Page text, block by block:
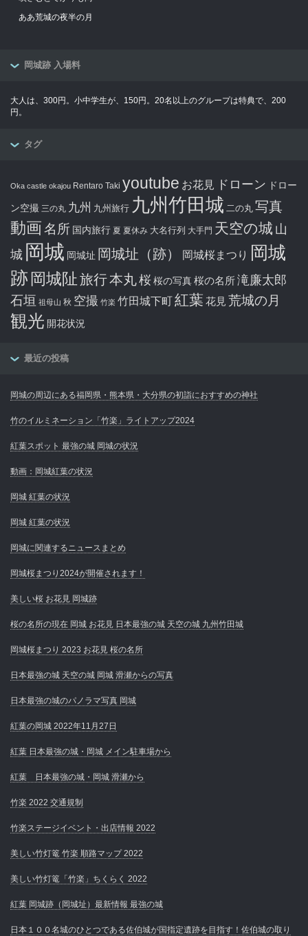
ああ荒城の夜半の月
岡城跡 入場料
大人は、300円。小中学生が、150円。20名以上のグループは特典で、200
円。
タグ
Oka castle okajou Rentaro Taki youtube お花見 ドローン ドロー
ン空撮 三の丸 九州 九州旅行 九州竹田城 二の丸 写真
動画名所 国内旅行 夏 夏休み 大名行列 大手門 天空の城 山
城 岡城 岡城址 岡城址（跡） 岡城桜まつり 岡城
跡 岡城阯旅行本丸桜桜の写真桜の名所滝廉太郎
石垣 祖母山 秋 空撮 竹楽 竹田城下町紅葉 花見 荒城の月
観光 開花状況
最近の投稿
岡城の周辺にある福岡県・熊本県・大分県の初詣におすすめの神社
竹のイルミネーション「竹楽」ライトアップ2024
紅葉スポット 最強の城 岡城の状況
動画：岡城紅葉の状況
岡城 紅葉の状況
岡城 紅葉の状況
岡城に関連するニュースまとめ
岡城桜まつり2024が開催されます！
美しい桜 お花見 岡城跡
桜の名所の現在 岡城 お花見 日本最強の城 天空の城 九州竹田城
岡城桜まつり 2023 お花見 桜の名所
日本最強の城 天空の城 岡城 滑瀬からの写真
日本最強の城のパノラマ写真 岡城
紅葉の岡城 2022年11月27日
紅葉 日本最強の城・岡城 メイン駐車場から
紅葉 日本最強の城・岡城 滑瀬から
竹楽 2022 交通規制
竹楽ステージイベント・出店情報 2022
美しい竹灯篭 竹楽 順路マップ 2022
美しい竹灯篭「竹楽」ちくらく 2022
紅葉 岡城跡（岡城址）最新情報 最強の城
日本１００名城のひとつである佐伯城が国指定遺跡を目指す！佐伯城の取り